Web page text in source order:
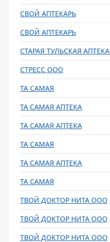
СВОЙ АПТЕКАРЬ
СВОЙ АПТЕКАРЬ
СТАРАЯ ТУЛЬСКАЯ АПТЕКА
СТРЕСС ООО
ТА САМАЯ
ТА САМАЯ АПТЕКА
ТА САМАЯ АПТЕКА
ТА САМАЯ
ТА САМАЯ АПТЕКА
ТА САМАЯ
ТВОЙ ДОКТОР НИТА ООО
ТВОЙ ДОКТОР НИТА ООО
ТВОЙ ДОКТОР НИТА ООО